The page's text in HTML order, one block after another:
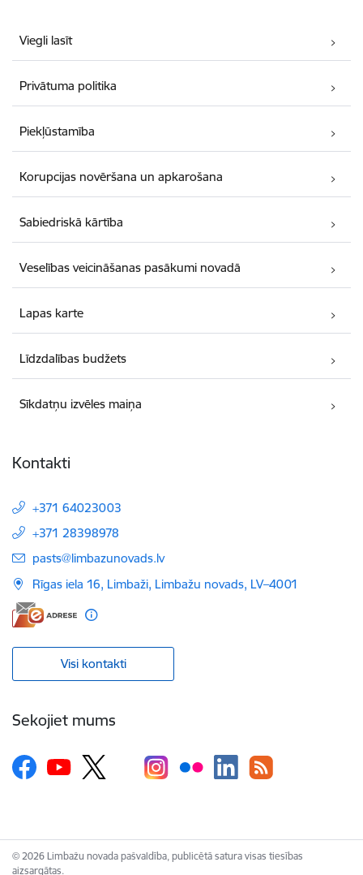
Viegli lasīt
Privātuma politika
Piekļūstamība
Korupcijas novēršana un apkarošana
Sabiedriskā kārtība
Veselības veicināšanas pasākumi novadā
Lapas karte
Līdzdalības budžets
Sīkdatņu izvēles maiņa
Kontakti
+371 64023003
+371 28398978
E-pasts:
pasts@limbazunovads.lv
Rīgas iela 16, Limbaži, Limbažu novads, LV–4001
Visi kontakti
Sekojiet mums
© 2026 Limbažu novada pašvaldība, publicētā satura visas tiesības
aizsargātas.